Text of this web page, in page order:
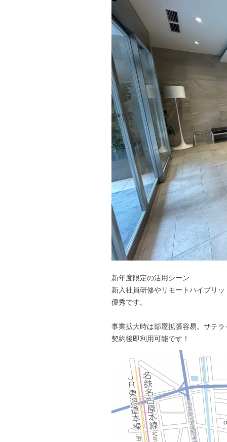
新年度限定の活用シーン
新入社員研修やリモートハイブリ
優秀です。
事業拡大時は部屋拡張容易。サテ
契約後即利用可能です！